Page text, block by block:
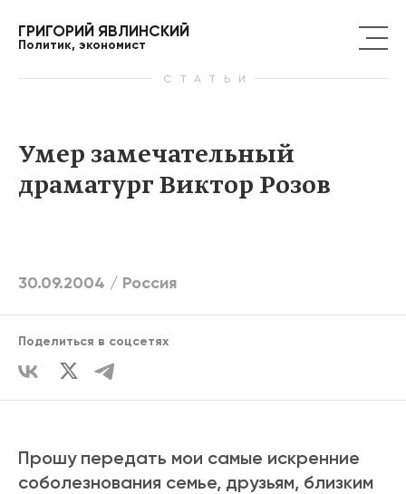
ГРИГОРИЙ ЯВЛИНСКИЙ
Политик, экономист
СТАТЬИ
Умер замечательный
драматург Виктор Розов
30.09.2004 / Россия
Поделиться в соцсетях
Прошу передать мои самые искренние
соболезнования семье, друзьям, близким